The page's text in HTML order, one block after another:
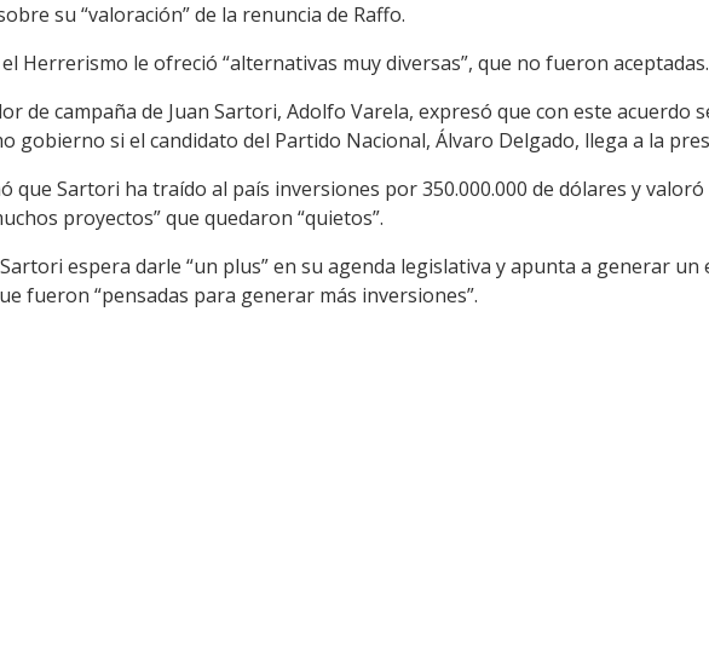
su “valoración” de la renuncia de Raffo.
Herrerismo le ofreció “alternativas muy diversas”, que no fueron aceptadas.
de campaña de Juan Sartori, Adolfo Varela, expresó que con este acuerdo
gobierno si el candidato del Partido Nacional, Álvaro Delgado, llega a la
que Sartori ha traído al país inversiones por 350.000.000 de dólares y
proyectos” que quedaron “quietos”.
espera darle “un plus” en su agenda legislativa y apunta a generar
fueron “pensadas para generar más inversiones”.